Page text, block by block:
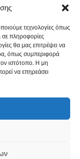
τεχνολογίες όπως
πληροφορίες
θα μας επιτρέψει να
όπως συμπεριφορά
ιστότοπο. Η μη
να επηρεάσει